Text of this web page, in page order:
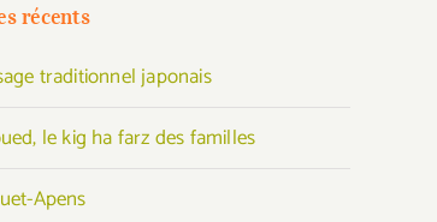
récents
traditionnel japonais
le kig ha farz des familles
Apens